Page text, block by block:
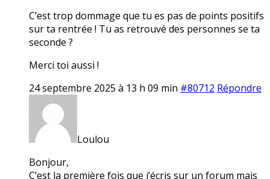
C’est trop dommage que tu es pas de points positifs
sur ta rentrée ! Tu as retrouvé des personnes se ta
seconde ?
Merci toi aussi !
24 septembre 2025 à 13 h 09 min #80712 Répondre
Loulou
Bonjour,
C’est la première fois que j’écris sur un forum mais